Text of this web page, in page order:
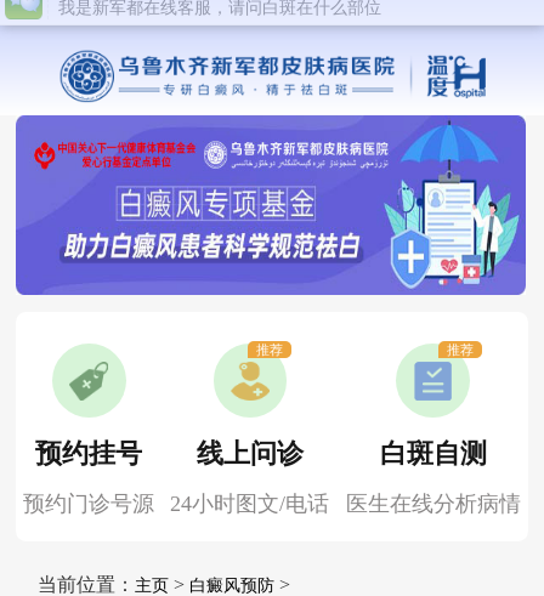
预约挂号
预约门诊号源
线上问诊
24小时图文/电话
推荐
白斑自测
医生在线分析病情
推荐
当前位置： 主页> 白癜风预防>